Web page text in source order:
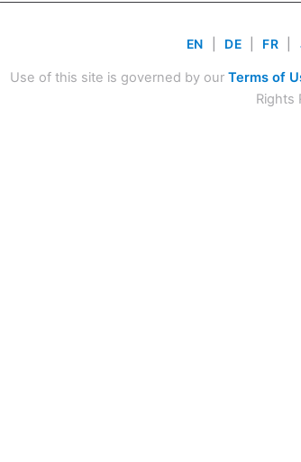
EN DE FR
Use of this site is governed by our Terms of
Rights